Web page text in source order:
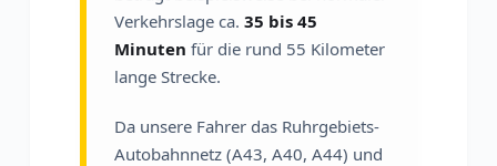
Verkehrslage ca. 35 bis 45
Minuten für die rund 55 Kilometer
lange Strecke.
Da unsere Fahrer das Ruhrgebiets-
Autobahnnetz (A43, A40, A44) und